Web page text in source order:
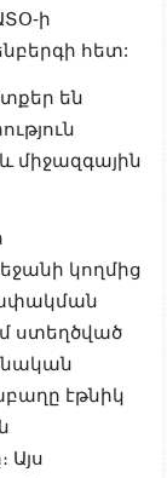
ի
հետ:
են
միջազգային
կողմից
ստեղծված
էթնիկ
Այս